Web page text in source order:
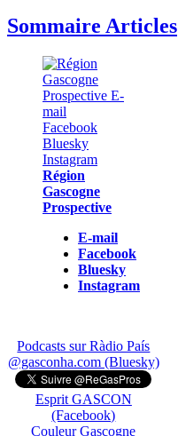
Sommaire Articles
Région
Gascogne
Prospective
E-mail
Facebook
Bluesky
Instagram
Podcasts sur Ràdio País
@gasconha.com (Bluesky)
Esprit GASCON
(Facebook)
Couleur Gascogne